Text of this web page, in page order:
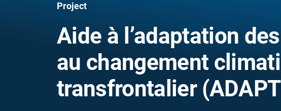
Project
Aide à l’adaptation
au changement
transfrontalier